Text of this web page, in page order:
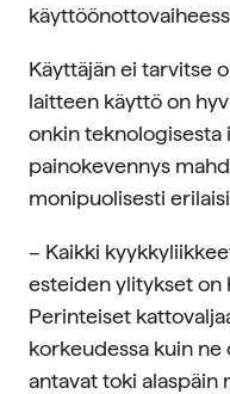
Käyttäjän ei tarvitse
laitteen käyttö on
onkin teknologisesta
painokevennys
monipuolisesti
– Kaikki
esteiden ylitykset on
Perinteiset
korkeudessa kuin ne
antavat toki alaspäin